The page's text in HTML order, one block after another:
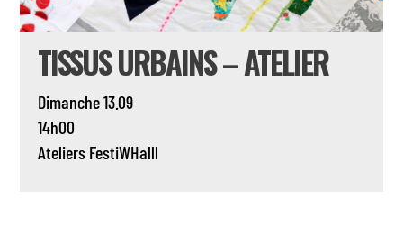
TISSUS URBAINS – ATELIER
Dimanche 13.09
14h00
Ateliers FestiWHalll